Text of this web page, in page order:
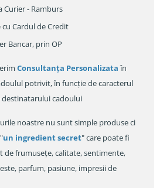
Curier - Ramburs
cu Cardul de Credit
Bancar, prin OP
Consultanța Personalizataîn
potrivit, în funcție de caracterul
destinatarului cadoului
noastre nu sunt simple produse ci
un ingredient secret" care poate fi
de frumusețe, calitate, sentimente,
parfum, pasiune, impresii de